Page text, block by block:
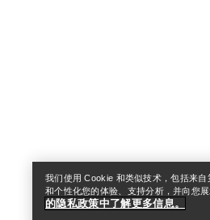
我们使用 Cookie 和类似技术，包括来
和个性化您的体验、支持分析，并向您展
的隐私政策中了解更多信息。